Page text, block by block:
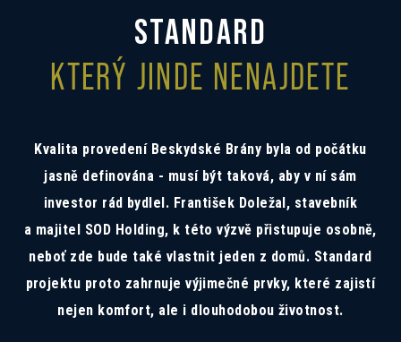
STANDARD
KTERÝ JINDE NENAJDETE
Kvalita provedení Beskydské Brány byla od počátku
jasně definována - musí být taková, aby v ní sám
investor rád bydlel. František Doležal, stavebník
a majitel SOD Holding, k této výzvě přistupuje osobně,
neboť zde bude také vlastnit jeden z domů. Standard
projektu proto zahrnuje výjimečné prvky, které zajistí
nejen komfort, ale i dlouhodobou životnost.
Souhlas se zpracováním osobních
Česky
Slovensky
Souhlasím se zasíláním informací